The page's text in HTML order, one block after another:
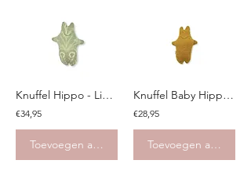
Knuffel Hippo - Lichtgroen
€34,95
Toevoegen aan winkelwagen
Knuffel Baby Hippo - Mosgroen
€28,95
Toevoegen aan